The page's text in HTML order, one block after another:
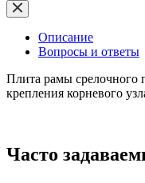
Описание
Вопросы и ответы
Плита рамы срелочного
крепления корневого
Часто